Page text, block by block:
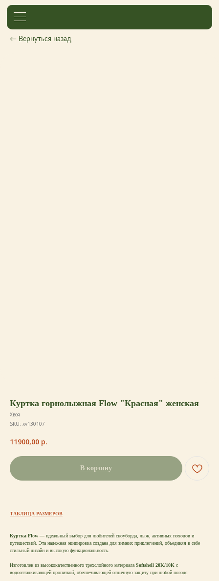
← Вернуться назад
Куртка горнолыжная Flow "Красная" женская
Хвоя
SKU: xv130107
11900,00 р.
В корзину
ТАБЛИЦА РАЗМЕРОВ
Куртка Flow — идеальный выбор для любителей сноуборда, лыж, активных походов и
путешествий. Эта надежная экипировка создана для зимних приключений, объединяя в себе
стильный дизайн и высокую функциональность.
Изготовлен из высококачественного трехслойного материала Softshell 20K/10K с
водоотталкивающей пропиткой, обеспечивающей отличную защиту при любой погоде: